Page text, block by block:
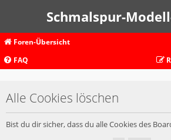
Schmalspur-
Foren-Übersicht
FAQ
Alle Cookies löschen
Bist du dir sicher, dass du alle Cookies des